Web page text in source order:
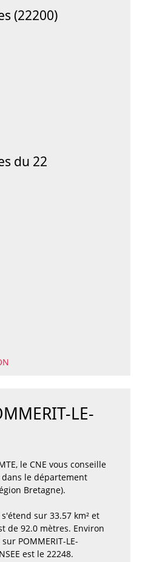
(22200)
du 22
LE-
le CNE vous conseille
le département
Bretagne).
s'étend sur 33.57 km² et
de 92.0 mètres. Environ
POMMERIT-LE-
est le 22248.